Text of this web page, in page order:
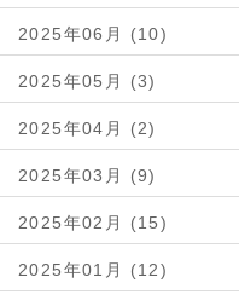
2025年06月 (10)
2025年05月 (3)
2025年04月 (2)
2025年03月 (9)
2025年02月 (15)
2025年01月 (12)